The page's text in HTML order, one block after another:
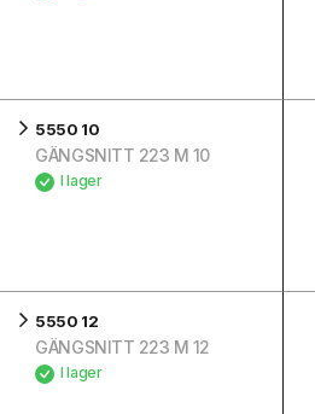
5550 10
GÄNGSNITT 223 M 10
I lager
5550 12
GÄNGSNITT 223 M 12
I lager